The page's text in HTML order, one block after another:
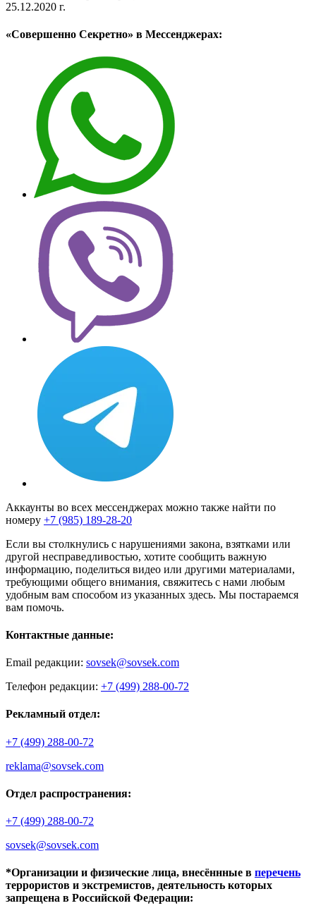
25.12.2020 г.
«Совершенно Секретно» в Мессенджерах:
Аккаунты во всех мессенджерах можно также найти по
номеру +7 (985) 189-28-20
Если вы столкнулись с нарушениями закона, взятками или
другой несправедливостью, хотите сообщить важную
информацию, поделиться видео или другими материалами,
требующими общего внимания, свяжитесь с нами любым
удобным вам способом из указанных здесь. Мы постараемся
вам помочь.
Контактные данные:
Email редакции: sovsek@sovsek.com
Телефон редакции: +7 (499) 288-00-72
Рекламный отдел:
+7 (499) 288-00-72
reklama@sovsek.com
Отдел распространения:
+7 (499) 288-00-72
sovsek@sovsek.com
*Организации и физические лица, внесённные в перечень
террористов и экстремистов, деятельность которых
запрещена в Российской Федерации: